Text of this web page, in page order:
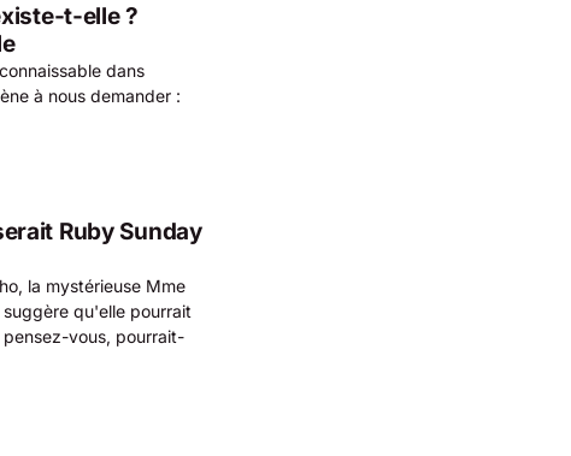
t-elle ?
dans
à nous demander :
Ruby Sunday
la mystérieuse Mme
qu'elle pourrait
vous, pourrait-